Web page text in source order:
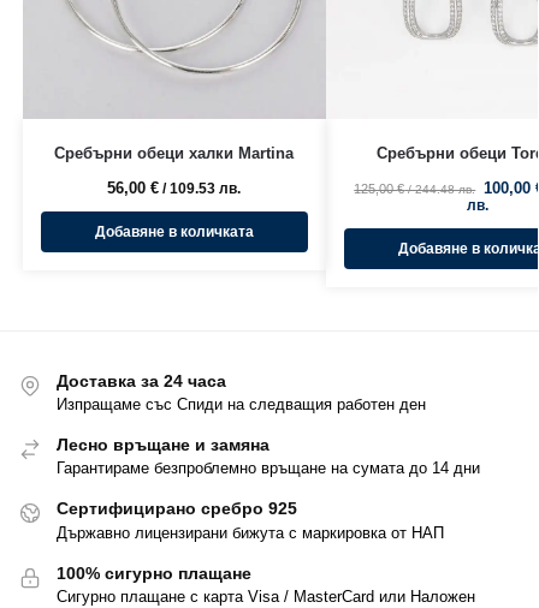
Сребърни обеци халки Martina
56,00€ / 109.53 лв.
Добавяне в количката
Сребърни обеци
125,00€ / 244.48 лв. 100,00
лв.
Добавяне в
Доставка за 24 часа
Изпращаме със Спиди на следващия работен ден
Лесно връщане и замяна
Гарантираме безпроблемно връщане на сумата до 14 дни
Сертифицирано сребро 925
Държавно лицензирани бижута с маркировка от НАП
100% сигурно плащане
Сигурно плащане с карта Visa / MasterCard или Наложен